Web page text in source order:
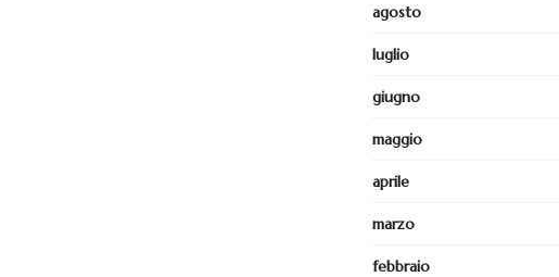
agosto
luglio
giugno
maggio
aprile
marzo
febbraio